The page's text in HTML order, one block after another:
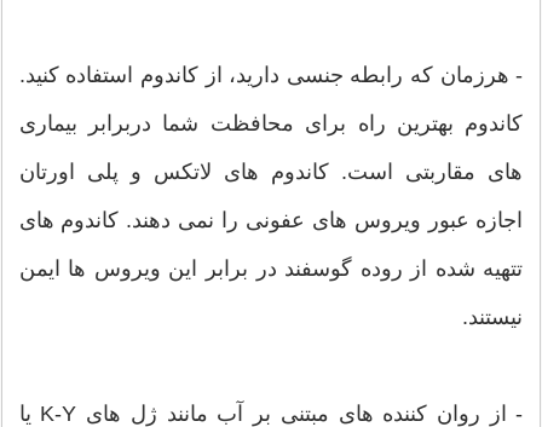
- هرزمان که رابطه جنسی دارید، از کاندوم استفاده کنید.
کاندوم بهترین راه برای محافظت شما دربرابر بیماری
های مقاربتی است. کاندوم های لاتکس و پلی اورتان
اجازه عبور ویروس های عفونی را نمی دهند. کاندوم های
تتهیه شده از روده گوسفند در برابر این ویروس ها ایمن
نیستند.
- از روان کننده های مبتنی بر آب مانند ژل های K-Y یا